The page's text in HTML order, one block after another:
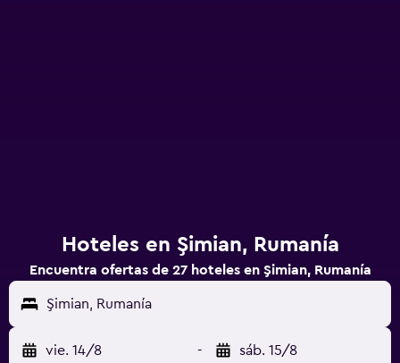
Hoteles en Şimian, Rumanía
Encuentra ofertas de 27 hoteles en Şimian, Rumanía
Şimian, Rumanía
vie. 14/8 - sáb. 15/8